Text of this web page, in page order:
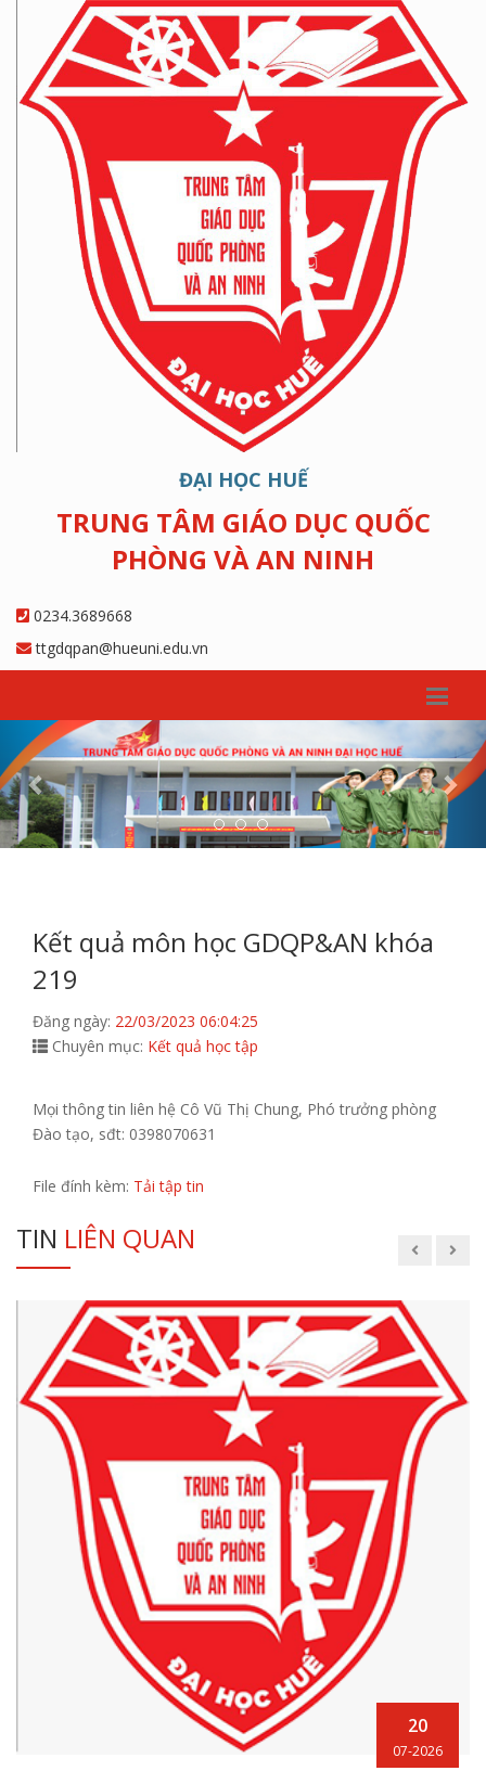
ĐẠI HỌC HUẾ
TRUNG TÂM GIÁO DỤC QUỐC
PHÒNG VÀ AN NINH
0234.3689668
ttgdqpan@hueuni.edu.vn
Previous
Kết quả môn học GDQP&AN khóa
219
Đăng ngày: 22/03/2023 06:04:25
Chuyên mục: Kết quả học tập
Mọi thông tin liên hệ Cô Vũ Thị Chung, Phó trưởng phòng
Đào tạo, sđt: 0398070631
File đính kèm: Tải tập tin
TIN LIÊN QUAN
20
07-2026